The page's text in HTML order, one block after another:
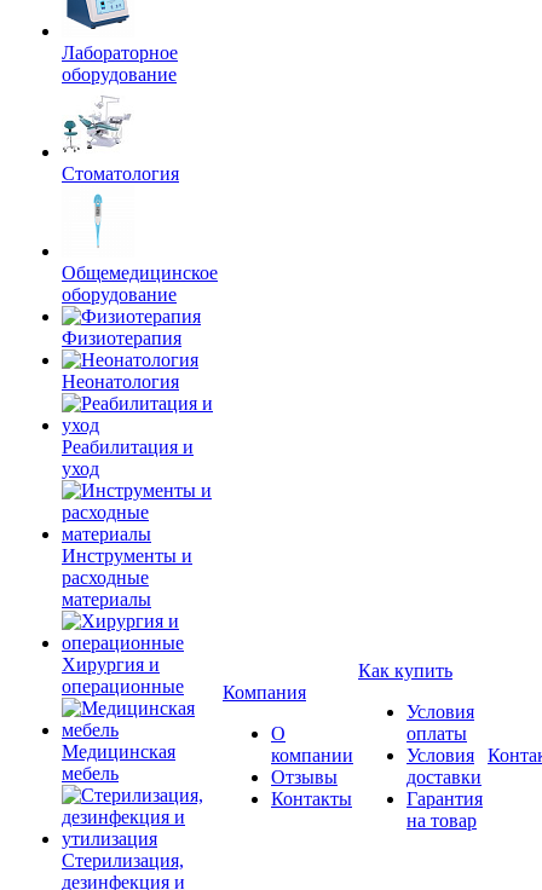
Лабораторное
оборудование
Стоматология
Общемедицинское
оборудование
Физиотерапия
Неонатология
Реабилитация и
уход
Инструменты и
расходные
материалы
Хирургия и
операционные
Медицинская
мебель
Стерилизация,
дезинфекция и
Компания
О
компании
Отзывы
Контакты
Как купить
Условия
оплаты
Условия
доставки
Гарантия
на товар